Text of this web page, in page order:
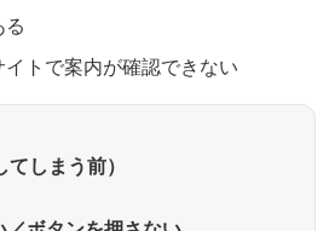
トで案内が確認できない
しまう前）